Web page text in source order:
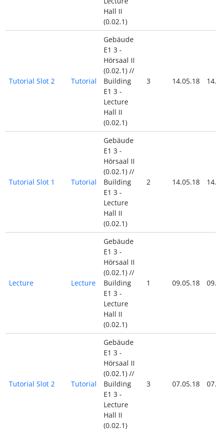
Hall II
(0.02.1)
Tutorial Slot 2 Tutorial
Gebäude
E1 3 -
Hörsaal II
(0.02.1) //
Building
E1 3 -
Lecture
Hall II
(0.02.1)
3 14.05.18
Tutorial Slot 1 Tutorial
Gebäude
E1 3 -
Hörsaal II
(0.02.1) //
Building
E1 3 -
Lecture
Hall II
(0.02.1)
2 14.05.18
Lecture Lecture
Gebäude
E1 3 -
Hörsaal II
(0.02.1) //
Building
E1 3 -
Lecture
Hall II
(0.02.1)
1 09.05.18
Tutorial Slot 2 Tutorial
Gebäude
E1 3 -
Hörsaal II
(0.02.1) //
Building
E1 3 -
Lecture
Hall II
(0.02.1)
3 07.05.18